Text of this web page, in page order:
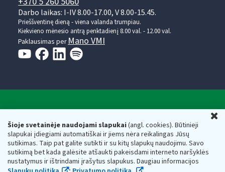
Šioje svetainėje naudojami slapukai(angl. cookies). Būtinieji
slapukai įdiegiami automatiškai ir jiems nėra reikalingas Jūsų
sutikimas. Taip pat galite sutikti ir su kitų slapukų naudojimu. Savo
sutikimą bet kada galėsite atšaukti pakeisdami interneto naršyklės
nustatymus ir ištrindami įrašytus slapukus. Daugiau informacijos
Darbo laikas: I-IV 8.00-17.00, V 8.00-15.45.
Prieššventinę dieną - viena valanda trumpiau.
Kiekvieno mėnesio antrą penktadienį 8.00 val. - 12.00 val.
Paklausimas perMano VMI
Valstybinė mokesčių inspekcija prie Lietuvos
Respublikos finansų ministerijos
Biudžetinė įstaiga. Juridinio asmens kodas — 188659752,
adresas: Vasario 16-osios g. 14, 01107 Vilnius, Lietuva, el.paštas:
vmi@vmi.lt , E. pristatymo dėžutės adresas 188659752
Duomenys apie Valstybinę mokesčių inspekciją prie Lietuvos